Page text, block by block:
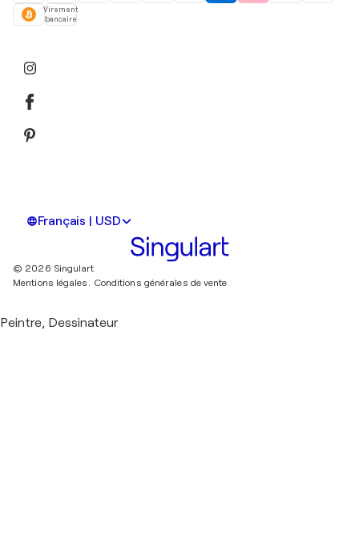
Virement
bancaire
Français | USD
© 2026 Singulart
Mentions légales. Conditions générales de vente
Peintre, Dessinateur